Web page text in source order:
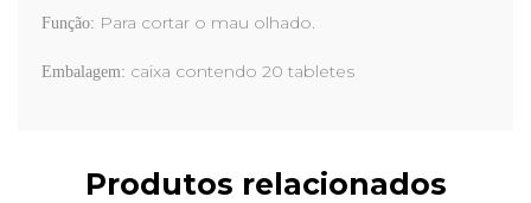
Função: Para cortar o mau olhado.
Embalagem: caixa contendo 20 tabletes
Produtos relacionados